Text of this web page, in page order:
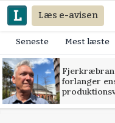
Læs e-avisen
Seneste Mest læste
forlanger